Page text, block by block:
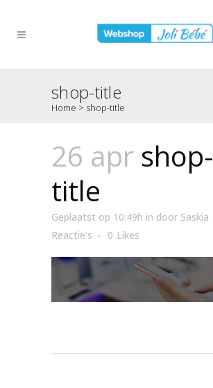
shop-title
Home > shop-title
26 apr shop-
title
Geplaatst op 10:49h in door Saskia
Reactie's
0 Likes